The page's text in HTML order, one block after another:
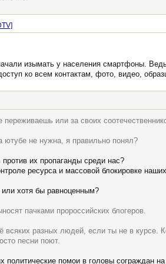
изымать у населения смартфоны.
ко всем контактам, фото, видео,
или за своих
ютубе не нужна, я правильно понял?
их пропаганды среди нас?
ресурса и массовой блокировке
хотя бы равноценным?
пачками пророссийских блогеров.
разных людей, если ты не в курсе.
песни поют.
политические помои в головы сограждан